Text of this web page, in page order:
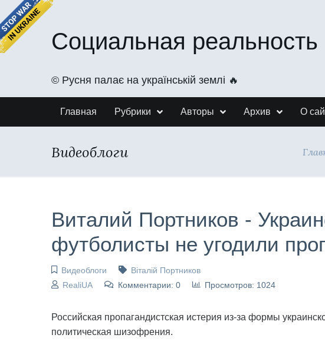
Социальная реальность
©️ Русня палає на українській землі 🔥
Главная Рубрики Авторы Архив О
Видеоблоги
Виталий Портников -
футболисты не угодили
Видеоблоги
Віталій Портников
RealiUA
Комментарии: 0 Просмотров: 1024
Российская пропагандистская истерия из-за формы
политическая шизофрения.